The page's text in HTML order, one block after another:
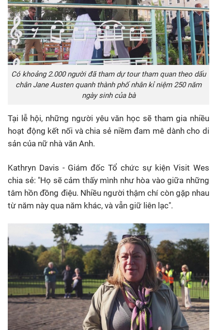
Có khoảng 2.000 người đã tham dự tour tham quan theo dấu
chân Jane Austen quanh thành phố nhân kỉ niệm 250 năm
ngày sinh của bà
Tại lễ hội, những người yêu văn học sẽ tham gia nhiều
hoạt động kết nối và chia sẻ niềm đam mê dành cho di
sản của nữ nhà văn Anh.
Kathryn Davis - Giám đốc Tổ chức sự kiện Visit Wes
chia sẻ: "Họ sẽ cảm thấy mình như hòa vào giữa những
tâm hồn đồng điệu. Nhiều người thậm chí còn gặp nhau
từ năm này qua năm khác, và vẫn giữ liên lạc".